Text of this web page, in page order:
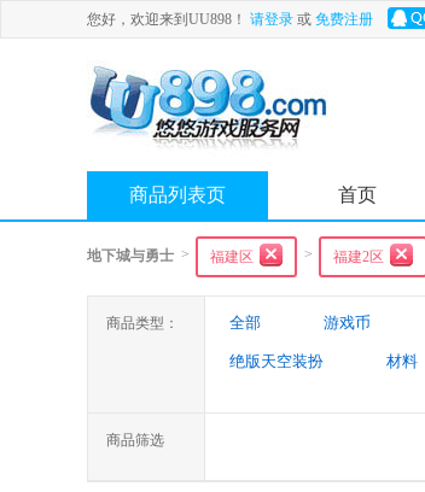
您好，欢迎来到UU898！ 请登录 或 免费注册
商品列表页 首页
地下城与勇士 > 福建区 > 福建2区
商品类型： 全部 游戏币
绝版天空装扮 材料
商品筛选